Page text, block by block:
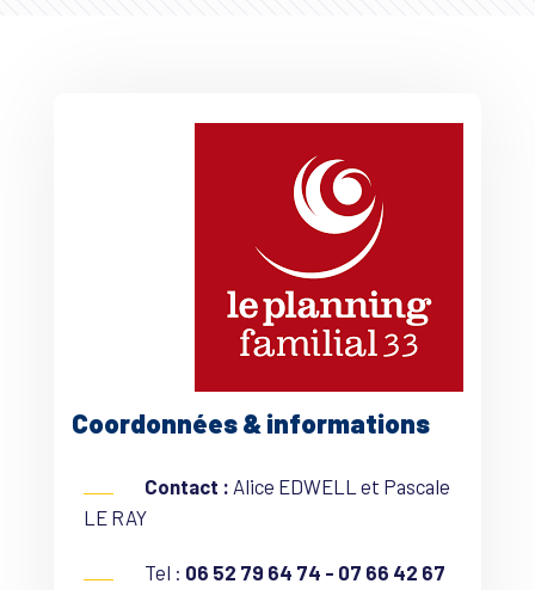
Coordonnées & informations
Contact : Alice EDWELL et Pascale
LE RAY
Tel : 06 52 79 64 74 - 07 66 42 67